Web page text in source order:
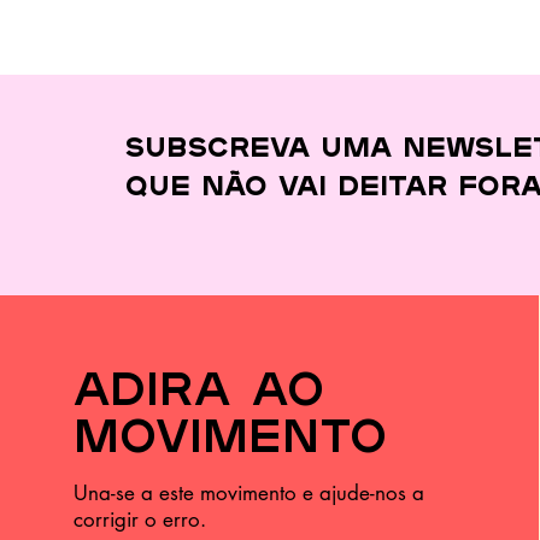
Subscreva uma
que não vai deitar
adira ao
movimento
Una-se a este movimento e ajude-nos a
corrigir o erro.